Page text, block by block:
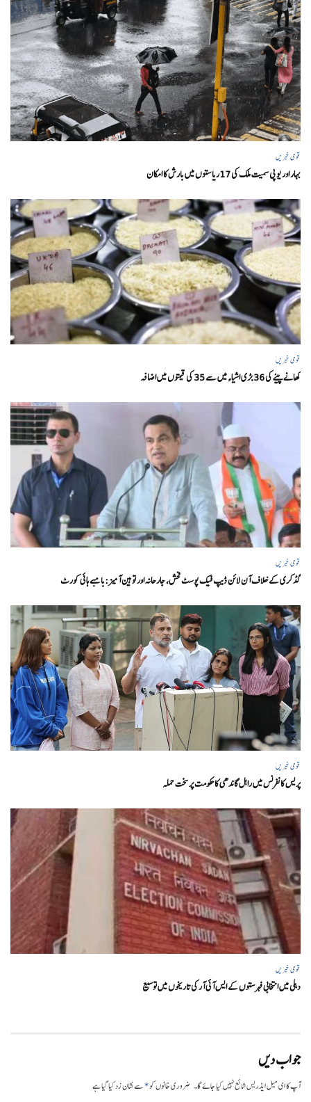
قومی خبریں
بہار اور یو پی سمیت ملک کی 17ریاستوں میں بارش کا امکان
قومی خبریں
کھانے پینے کی 36 بڑی اشیاء میں سے 35 کی قیمتوں میں اضافہ
قومی خبریں
گڈکری کے خلاف آن لائن ڈیپ فیک پوسٹ فحش، جارحانہ اور توہین آمیز:بامبے ہائی کورٹ
قومی خبریں
پریس کانفرنس میں راہل گاندھی کا حکومت پر سخت حملہ
قومی خبریں
دہلی میں انتخابی فہرستوں کے ایس آئی آر کی تاریخوں میں توسیع
جواب دیں
آپ کا ای میل ایڈریس شائع نہیں کیا جائے گا۔ ضروری خانوں کو*سے نشان زد کیا گیا ہے